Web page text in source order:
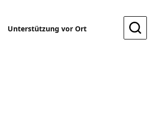
Unterstützung vor Ort